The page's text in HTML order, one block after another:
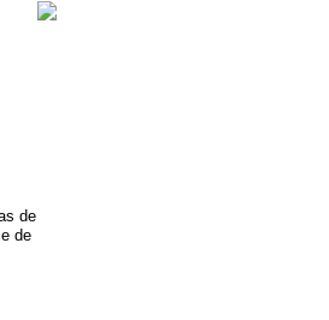
de
de